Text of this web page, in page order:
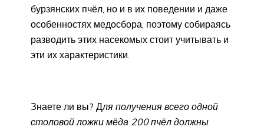
бурзянских пчёл, но и в их поведении и даже
особенностях медосбора, поэтому собираясь
разводить этих насекомых стоит учитывать и
эти их характеристики.
Знаете ли вы? Для получения всего одной
столовой ложки мёда 200 пчёл должны